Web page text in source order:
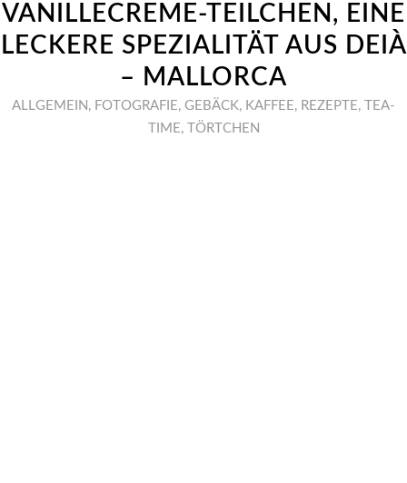
VANILLECREME-TEILCHEN, EINE
LECKERE SPEZIALITÄT AUS DEIÀ
– MALLORCA
ALLGEMEIN , FOTOGRAFIE, GEBÄCK, KAFFEE, REZEPTE, TEA-
TIME, TÖRTCHEN